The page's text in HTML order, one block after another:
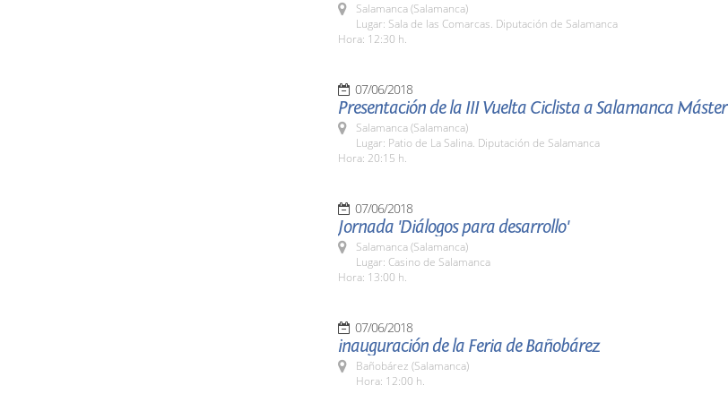
Salamanca (Salamanca)
Lugar: Sala de las Comarcas. Diputación de Salamanca
Hora: 12:30 h.
07/06/2018
Presentación de la III Vuelta Ciclista a Salamanca Máster
Salamanca (Salamanca)
Lugar: Patio de La Salina. Diputación de Salamanca
Hora: 20:15 h.
07/06/2018
Jornada 'Diálogos para desarrollo'
Salamanca (Salamanca)
Lugar: Casino de Salamanca
Hora: 13:00 h.
07/06/2018
inauguración de la Feria de Bañobárez
Bañobárez (Salamanca)
Hora: 12:00 h.